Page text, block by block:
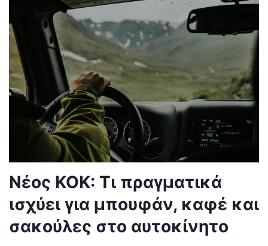
Νέος ΚΟΚ: Τι πραγματικά
ισχύει για μπουφάν, καφέ και
σακούλες στο αυτοκίνητο